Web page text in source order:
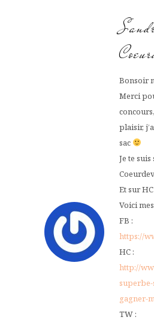
Bonsoir
Merci
plaisir,
sac
Je te
Et sur
Voici
FB :
https://
HC :
http://
gagner-
TW :